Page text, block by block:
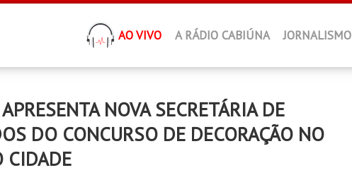
AO VIVO A RÁDIO CABIÚNA JORNALISMO
NOVA SECRETÁRIA DE
DO CONCURSO DE DECORAÇÃO NO
CIDADE